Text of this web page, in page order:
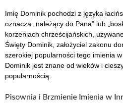
Imię Dominik pochodzi z języka
oznacza „należący do Pana” lub
korzeniach chrześcijańskich,
Święty Dominik, założyciel zakonu
szerokiej popularności tego imienia
Dominik jest znane od wieków i
popularnością.
Pisownia i Brzmienie Imienia w